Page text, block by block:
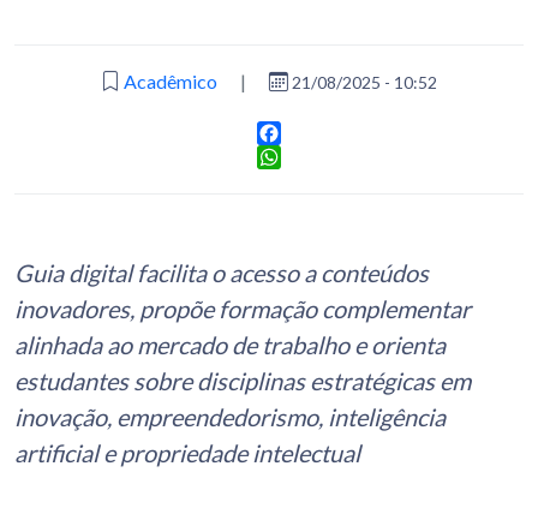
Acadêmico | 21/08/2025 - 10:52
Facebook
Guia digital facilita o acesso a conteúdos
inovadores, propõe formação complementar
alinhada ao mercado de trabalho e orienta
estudantes sobre disciplinas estratégicas em
inovação, empreendedorismo, inteligência
artificial e propriedade intelectual